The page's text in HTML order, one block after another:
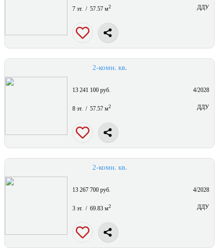
7 эт. / 57.57 м2 ДДУ
2-комн. кв.
13 241 100 руб. 4/2028
8 эт. / 57.57 м2 ДДУ
2-комн. кв.
13 267 700 руб. 4/2028
3 эт. / 69.83 м2 ДДУ